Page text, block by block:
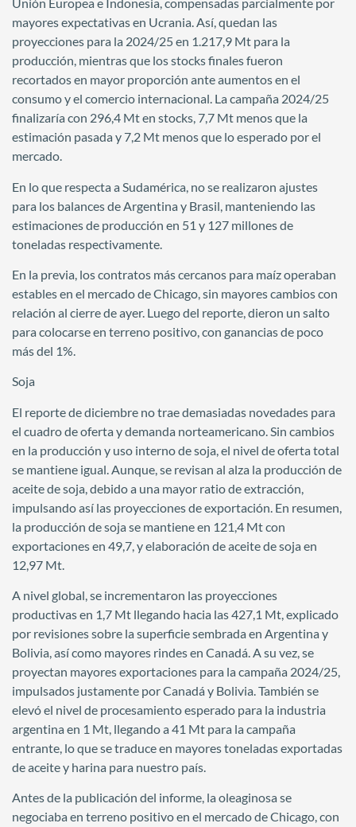
mayores expectativas en Ucrania. Así, quedan las
proyecciones para la 2024/25 en 1.217,9 Mt para la
producción, mientras que los stocks finales fueron
recortados en mayor proporción ante aumentos en el
consumo y el comercio internacional. La campaña 2024/25
finalizaría con 296,4 Mt en stocks, 7,7 Mt menos que la
estimación pasada y 7,2 Mt menos que lo esperado por el
mercado.
En lo que respecta a Sudamérica, no se realizaron ajustes
para los balances de Argentina y Brasil, manteniendo las
estimaciones de producción en 51 y 127 millones de
toneladas respectivamente.
En la previa, los contratos más cercanos para maíz operaban
estables en el mercado de Chicago, sin mayores cambios con
relación al cierre de ayer. Luego del reporte, dieron un salto
para colocarse en terreno positivo, con ganancias de poco
más del 1%.
Soja
El reporte de diciembre no trae demasiadas novedades para
el cuadro de oferta y demanda norteamericano. Sin cambios
en la producción y uso interno de soja, el nivel de oferta total
se mantiene igual. Aunque, se revisan al alza la producción de
aceite de soja, debido a una mayor ratio de extracción,
impulsando así las proyecciones de exportación. En resumen,
la producción de soja se mantiene en 121,4 Mt con
exportaciones en 49,7, y elaboración de aceite de soja en
12,97 Mt.
A nivel global, se incrementaron las proyecciones
productivas en 1,7 Mt llegando hacia las 427,1 Mt, explicado
por revisiones sobre la superficie sembrada en Argentina y
Bolivia, así como mayores rindes en Canadá. A su vez, se
proyectan mayores exportaciones para la campaña 2024/25,
impulsados justamente por Canadá y Bolivia. También se
elevó el nivel de procesamiento esperado para la industria
argentina en 1 Mt, llegando a 41 Mt para la campaña
entrante, lo que se traduce en mayores toneladas exportadas
de aceite y harina para nuestro país.
Antes de la publicación del informe, la oleaginosa se
negociaba en terreno positivo en el mercado de Chicago, con